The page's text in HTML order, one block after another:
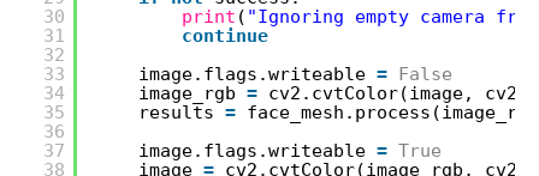
30
31
32
33
34
35
36
37
38
print ( "Ignoring empty camera
continue
image.flags.writeable = False
image_rgb = cv2.cvtColor(image,
results =
image.flags.writeable = True
image = cv2.cvtColor(image_rgb,